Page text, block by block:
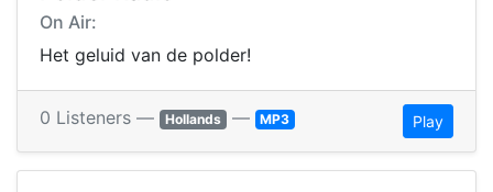
On Air:
Het geluid van de polder!
0 Listeners — Hollands — MP3 Play